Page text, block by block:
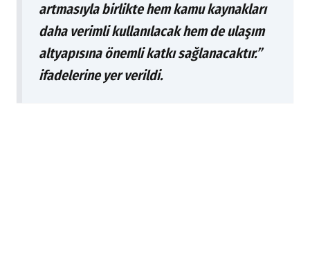
artmasıyla birlikte hem kamu kaynakları
daha verimli kullanılacak hem de ulaşım
altyapısına önemli katkı sağlanacaktır.”
ifadelerine yer verildi.